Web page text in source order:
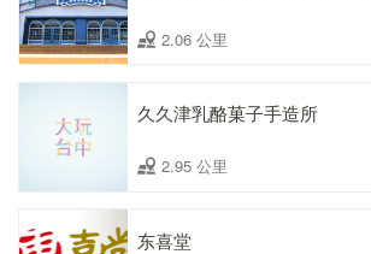
2.06 公里
久久津乳酪菓子手造所
2.95 公里
东喜堂